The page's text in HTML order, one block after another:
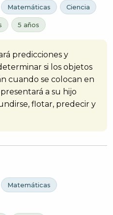
Matemáticas Ciencia
5 años
predicciones y
si los objetos
cuando se colocan en
a su hijo
flotar, predecir y
Matemáticas